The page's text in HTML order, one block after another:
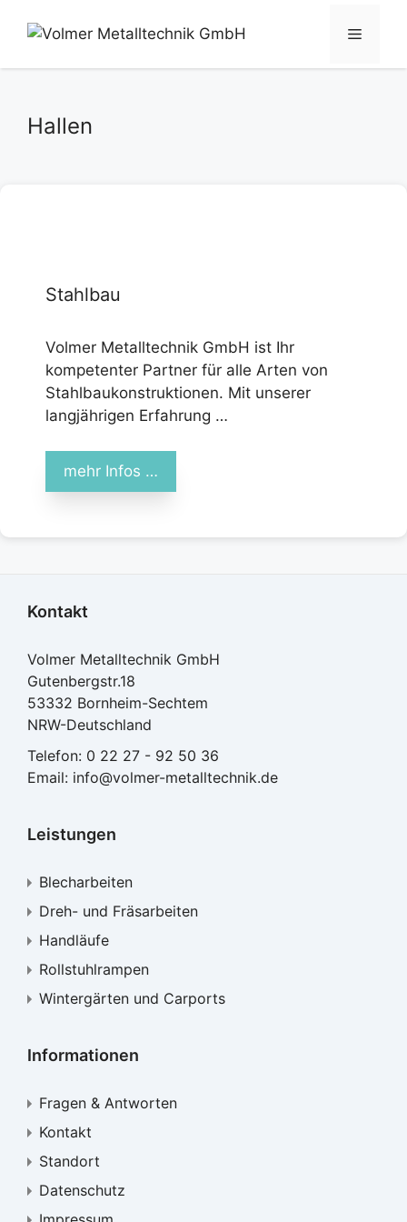
Inhalt
Menü
Hallen
Stahlbau
Volmer Metalltechnik GmbH ist Ihr
kompetenter Partner für alle Arten von
Stahlbaukonstruktionen. Mit unserer
langjährigen Erfahrung …
mehr Infos …
Kontakt
Volmer Metalltechnik GmbH
Gutenbergstr.18
53332 Bornheim-Sechtem
NRW-Deutschland
Telefon: 0 22 27 - 92 50 36
Email: info@volmer-metalltechnik.de
Leistungen
Blecharbeiten
Dreh- und Fräsarbeiten
Handläufe
Rollstuhlrampen
Wintergärten und Carports
Informationen
Fragen & Antworten
Kontakt
Standort
Datenschutz